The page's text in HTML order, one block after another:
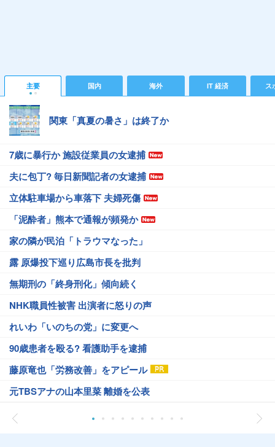
主要 国内 海外 IT 経済 ス
関東「真夏の暑さ」は終了か
7歳に暴行か 施設従業員の女逮捕
夫に包丁? 毎日新聞記者の女逮捕
立体駐車場から車落下 夫婦死傷
「泥酔者」熊本で通報が頻発か
家の隣が民泊「トラウマなった」
露 原爆投下巡り広島市長を批判
無期刑の「終身刑化」傾向続く
NHK職員性被害 出演者に怒りの声
れいわ「いのちの党」に変更へ
90歳患者を殴る? 看護助手を逮捕
藤原竜也「労務改善」をアピール
元TBSアナの山本里菜 離婚を公表